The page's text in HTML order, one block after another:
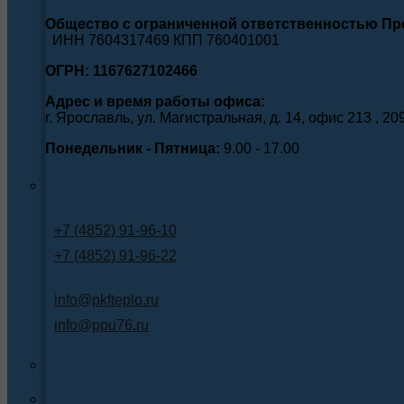
Общество с ограниченной ответственностью
ИНН 7604317469 КПП 760401001
ОГРН: 1167627102466
Адрес и время работы офиса:
г. Ярославль, ул. Магистральная, д. 14, офис 213 ,
Понедельник - Пятница: 9.00 - 17.00
+7 (4852) 91-96-10
+7 (4852) 91-96-22
info@pkfteplo.ru
info@ppu76.ru